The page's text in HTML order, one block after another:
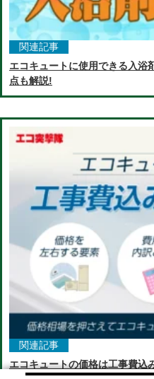
関連記事
エコキュートに使用できる入浴
点も解説!
関連記事
エコキュートの価格は工事費込